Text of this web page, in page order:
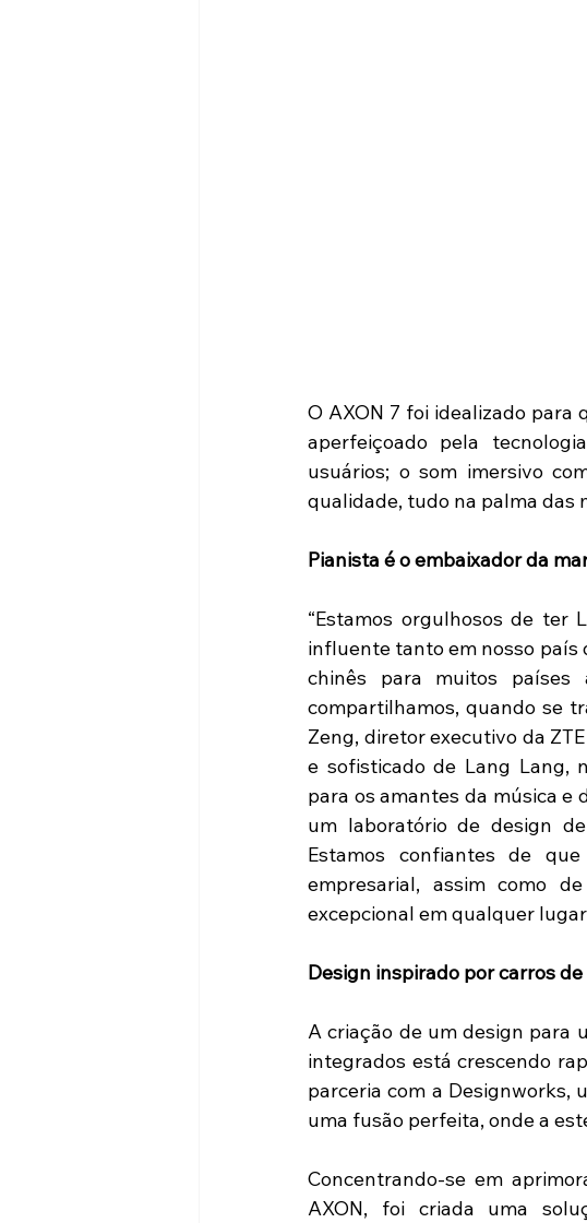
O AXON 7 foi idealizado
aperfeiçoado pela
usuários; o som imersivo
qualidade, tudo na palma das
Pianista é o embaixador da
“Estamos orgulhosos de ter
influente tanto em nosso país
chinês para muitos
compartilhamos, quando se
Zeng, diretor executivo da
e sofisticado de Lang Lang,
para os amantes da música e
um laboratório de design
Estamos confiantes de
empresarial, assim como
excepcional em qualquer
Design inspirado por carros
A criação de um design para
integrados está crescendo
parceria com a Designworks,
uma fusão perfeita, onde a
Concentrando-se em
AXON, foi criada uma